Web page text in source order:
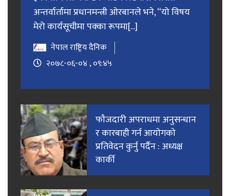
अन्तर्वार्तामा प्रधानमन्त्री ओरबानले भने, “यो विषय
मेरो कार्यसूचीमा पक्का रूपमा[...]
नेपाल राष्ट्रिय दैनिक
२०७८-०६-०४ , ०९:४५
फाैजदारी अपराधमा अनुसन्धान
र कारबाही गर्न आयाेगकाे
प्रतिवेदन कुर्नु पर्दैन : अध्यक्ष
कार्की